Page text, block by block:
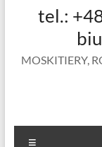
siatki na
okienne |
ramkowe i
tel.:
MOSKITIERY,